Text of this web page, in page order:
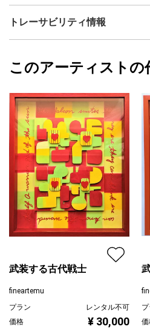
ミクストメディア
カラー
赤
ジャンル
抽象画
配送目安
二週間以内
んで頂ければと思います。
と、凹凸がよりくっきり現れて、絵
品としても楽しめます。
みにより楽しんで頂けたら嬉しいで
fineartemu
フォローする
トレーサビリティ情報
fineartemu
このアーティストの
武装する古代戦士
fineartemu
プラン
レンタル不可
価格
¥ 30,000